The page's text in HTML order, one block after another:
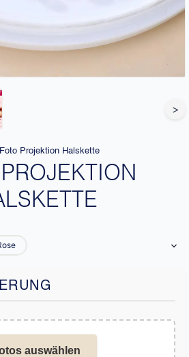
>
Foto Projektion Halskette
auswählen